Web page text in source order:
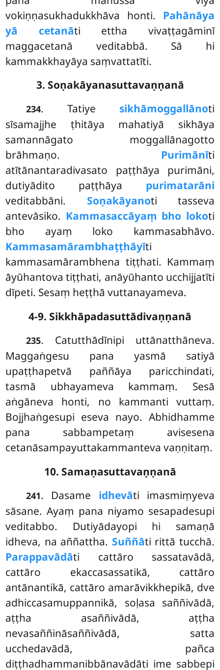
vokiṇṇasukhadukkhāva honti. Pahānāya
yā cetanāti ettha vivaṭṭagāminī
maggacetanā veditabbā. Sā hi
kammakkhayāya saṃvattatīti.
3. Soṇakāyanasuttavaṇṇanā
234. Tatiye sikhāmoggallānoti
sīsamajjhe ṭhitāya mahatiyā sikhāya
samannāgato moggallānagotto
brāhmaṇo. Purimānīti
atītānantaradivasato paṭṭhāya purimāni,
dutiyādito paṭṭhāya purimatarāni
veditabbāni. Soṇakāyanoti tasseva
antevāsiko. Kammasaccāyaṃ bho lokoti
bho ayaṃ loko kammasabhāvo.
Kammasamārambhaṭṭhāyīti
kammasamārambhena tiṭṭhati. Kammaṃ
āyūhantova tiṭṭhati, anāyūhanto ucchijjatīti
dīpeti. Sesaṃ heṭṭhā vuttanayameva.
4-9. Sikkhāpadasuttādivaṇṇanā
235. Catutthādīnipi uttānatthāneva.
Maggaṅgesu pana yasmā satiyā
upaṭṭhapetvā paññāya paricchindati,
tasmā ubhayameva kammaṃ. Sesā
aṅgāneva honti, no kammanti vuttaṃ.
Bojjhaṅgesupi eseva nayo. Abhidhamme
pana sabbampetaṃ avisesena
cetanāsampayuttakammanteva vaṇṇitaṃ.
10. Samaṇasuttavaṇṇanā
241. Dasame idhevāti imasmiṃyeva
sāsane. Ayaṃ pana niyamo sesapadesupi
veditabbo. Dutiyādayopi hi samaṇā
idheva, na aññattha. Suññāti rittā tucchā.
Parappavādāti cattāro sassatavādā,
cattāro ekaccasassatikā, cattāro
antānantikā, cattāro amarāvikkhepikā, dve
adhiccasamuppannikā, soḷasa saññivādā,
aṭṭha asaññivādā, aṭṭha
nevasaññināsaññivādā, satta
ucchedavādā, pañca
diṭṭhadhammanibbānavādāti ime sabbepi